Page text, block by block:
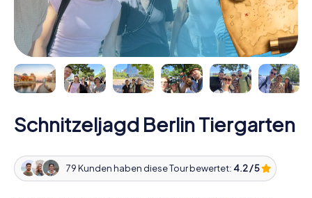
Schnitzeljagd Berlin Tiergarten
79 Kunden haben diese Tour bewertet: 4.2 / 5